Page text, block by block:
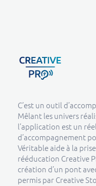
C’est un outil
Mêlant les univers
l’application est un
d’accompagnement
Véritable aide à la
rééducation Creative
création d’un pont
permis par Creative